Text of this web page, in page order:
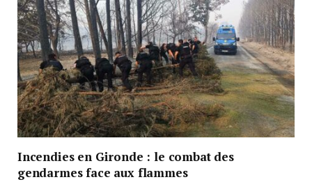
Incendies en Gironde : le combat des
gendarmes face aux flammes